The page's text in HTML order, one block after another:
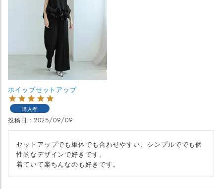
ホイップセットアップ
購入者
投稿日 2025/09/09
セットアップでも単体でも合わせやすい、シンプルででも個
性的なデザインで好きです。
着ていて楽ちんなのも好きです。